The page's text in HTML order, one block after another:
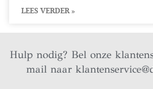
LEES VERDER »
Hulp nodig? Bel onze
mail naar